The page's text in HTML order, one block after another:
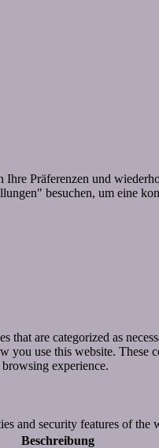
Präferenzen und
besuchen, um eine
are categorized as
you use this website.
experience.
and security features of the
Beschreibung